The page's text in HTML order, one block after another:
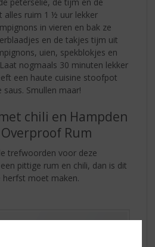
peterselie, de tijm en de
alles ruim 1 ½ uur lekker
in vieren en bak ze
en de takjes tijm uit
uien, spekblokjes en
nogmaals 30 minuten lekker
een haute cuisine stoofpot
Smullen maar!
chili en Hampden
Rum
trefwoorden voor deze
pittige rum en chili, dan is dit
moet maken.